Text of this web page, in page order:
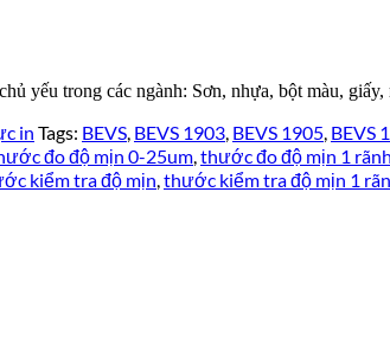
yếu trong các ngành: Sơn, nhựa, bột màu,
in Tags: BEVS, BEVS 1903, BEVS 1905, BEVS
đo độ mịn 0-25um,thước đo độ mịn 1 rãnh
kiểm tra độ mịn,thước kiểm tra độ mịn 1